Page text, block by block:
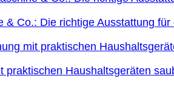
& Co.: Die richtige Ausstattung
praktischen Haushaltsgeräten